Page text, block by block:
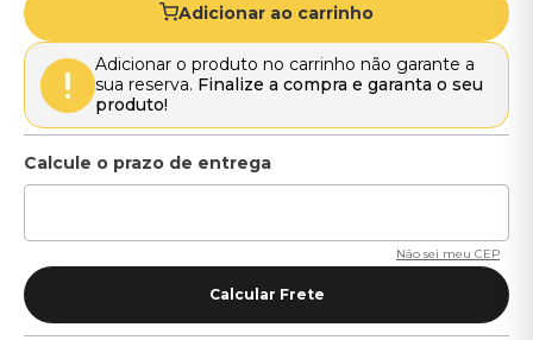
Adicionar ao carrinho
Adicionar o produto no carrinho não garante a
sua reserva. Finalize a compra e garanta o seu
produto!
Não sei meu CEP